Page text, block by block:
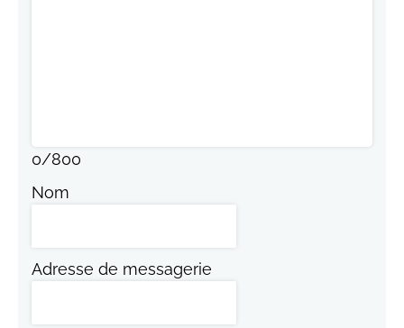
0/800
Nom
Adresse de messagerie